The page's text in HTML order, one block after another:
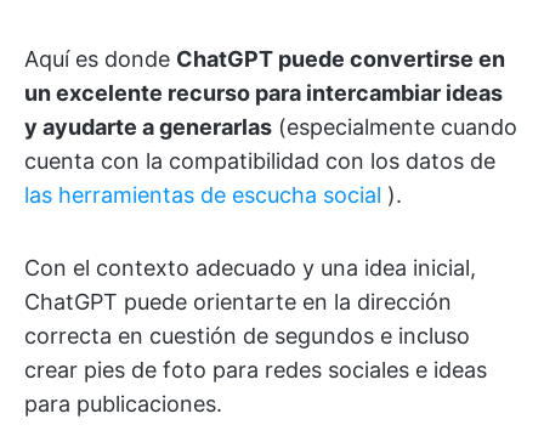
Aquí es donde ChatGPT puede convertirse en
un excelente recurso para intercambiar ideas
y ayudarte a generarlas (especialmente cuando
cuenta con la compatibilidad con los datos de
las herramientas de escucha social ).
Con el contexto adecuado y una idea inicial,
ChatGPT puede orientarte en la dirección
correcta en cuestión de segundos e incluso
crear pies de foto para redes sociales e ideas
para publicaciones.